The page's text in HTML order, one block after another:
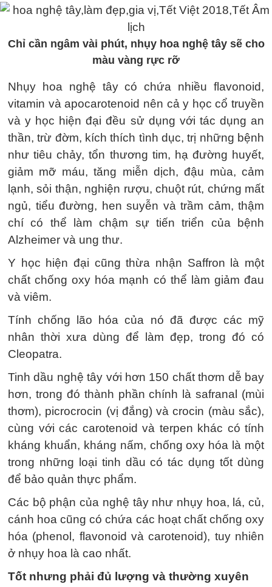
Chỉ cần ngâm vài phút, nhụy hoa nghệ tây sẽ cho
màu vàng rực rỡ
Nhụy hoa nghệ tây có chứa nhiều flavonoid,
vitamin và apocarotenoid nên cả y học cổ truyền
và y học hiện đại đều sử dụng với tác dụng an
thần, trừ đờm, kích thích tình dục, trị những bệnh
như tiêu chảy, tổn thương tim, hạ đường huyết,
giảm mỡ máu, tăng miễn dịch, đậu mùa, cảm
lạnh, sỏi thận, nghiện rượu, chuột rút, chứng mất
ngủ, tiểu đường, hen suyễn và trầm cảm, thậm
chí có thể làm chậm sự tiến triển của bệnh
Alzheimer và ung thư.
Y học hiện đại cũng thừa nhận Saffron là một
chất chống oxy hóa mạnh có thể làm giảm đau
và viêm.
Tính chống lão hóa của nó đã được các mỹ
nhân thời xưa dùng để làm đẹp, trong đó có
Cleopatra.
Tinh dầu nghệ tây với hơn 150 chất thơm dễ bay
hơn, trong đó thành phần chính là safranal (mùi
thơm), picrocrocin (vị đắng) và crocin (màu sắc),
cùng với các carotenoid và terpen khác có tính
kháng khuẩn, kháng nấm, chống oxy hóa là một
trong những loại tinh dầu có tác dụng tốt dùng
để bảo quản thực phẩm.
Các bộ phận của nghệ tây như nhụy hoa, lá, củ,
cánh hoa cũng có chứa các hoạt chất chống oxy
hóa (phenol, flavonoid và carotenoid), tuy nhiên
ở nhụy hoa là cao nhất.
Tốt nhưng phải đủ lượng và thường xuyên